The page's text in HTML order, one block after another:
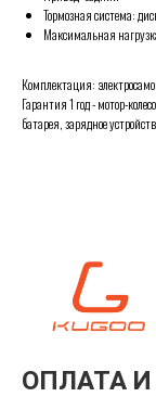
Тормозная система:
Максимальная
Комплектация:
Гарантия 1 год - мотор-
батарея, зарядное
ОПЛАТА